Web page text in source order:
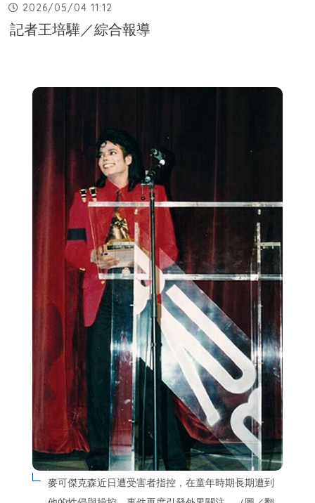
2026/05/04 11:12
記者王培驊／綜合報導
麥可傑克森近日遭受害者指控，在童年時期長期遭到